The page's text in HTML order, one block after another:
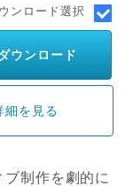
ンロード選択
ウンロード
細を見る
制作を劇的に